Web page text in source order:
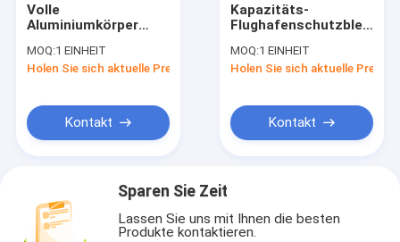
Volle
Aluminiumkörper
Ausrüstung, Stadt-
Flughafen-Shuttle
MOQ:1 EINHEIT
Holen Sie sich aktuelle Preis
Kontakt
Kapazitäts-
des
Aluminiumkörpers
MOQ:1 EINHEIT
Holen Sie sich aktuelle Preis
Kontakt
Sparen Sie Zeit
Lassen Sie uns mit Ihnen die besten
Produkte kontaktieren.